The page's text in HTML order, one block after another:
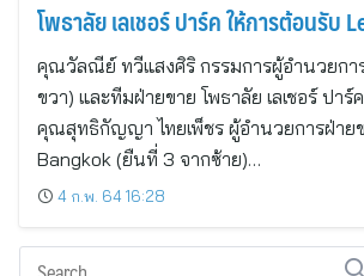
โพธาลัย เลเชอร์ ปาร์ค ให้การต้อนรับ
คุณวัลณีย์ ทวีแสงศิริ กรรมการผู้อำนวยกา
ขวา) และทีมฝ่ายขาย โพธาลัย เลเชอร์ ปา
คุณสุทธิกัญญา ไทยเพ็ชร ผู้อำนวยการฝ่าย
Bangkok (ยืนที่ 3 จากซ้าย)…
4 ก.พ. 64 16:28